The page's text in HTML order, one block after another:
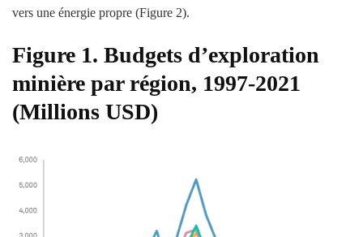
vers une énergie propre (Figure 2).
Figure 1. Budgets d’exploration
minière par région, 1997-2021
(Millions USD)